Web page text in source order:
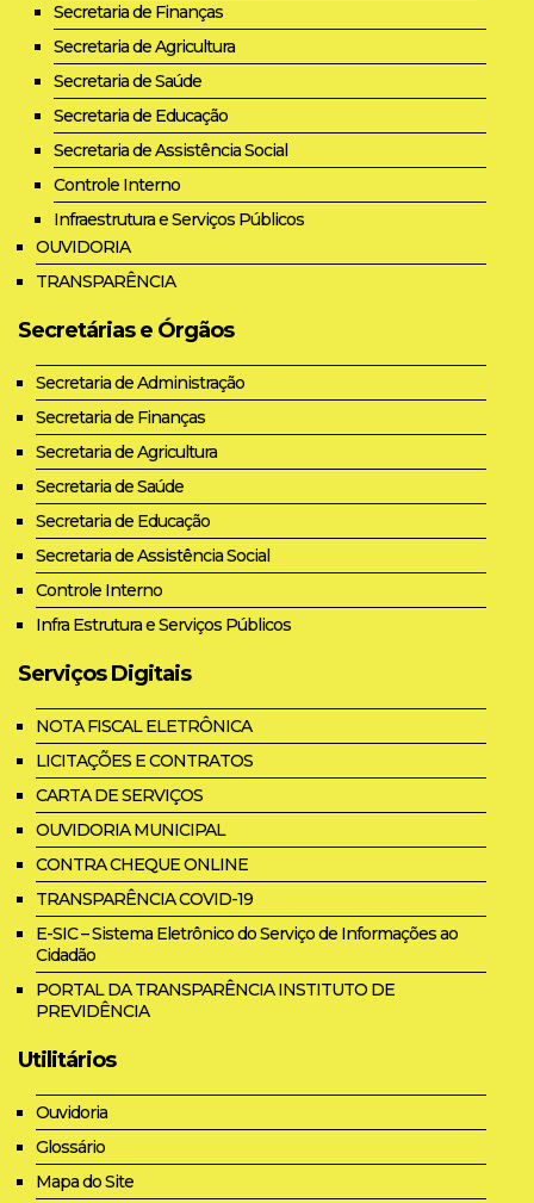
Secretaria de Finanças
Secretaria de Agricultura
Secretaria de Saúde
Secretaria de Educação
Secretaria de Assistência Social
Controle Interno
Infraestrutura e Serviços Públicos
OUVIDORIA
TRANSPARÊNCIA
Secretárias e Órgãos
Secretaria de Administração
Secretaria de Finanças
Secretaria de Agricultura
Secretaria de Saúde
Secretaria de Educação
Secretaria de Assistência Social
Controle Interno
Infra Estrutura e Serviços Públicos
Serviços Digitais
NOTA FISCAL ELETRÔNICA
LICITAÇÕES E CONTRATOS
CARTA DE SERVIÇOS
OUVIDORIA MUNICIPAL
CONTRA CHEQUE ONLINE
TRANSPARÊNCIA COVID-19
E-SIC – Sistema Eletrônico do Serviço de Informações ao
Cidadão
PORTAL DA TRANSPARÊNCIA INSTITUTO DE
PREVIDÊNCIA
Utilitários
Ouvidoria
Glossário
Mapa do Site